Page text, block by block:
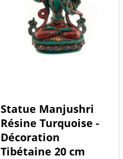
Statue Manjushri
Résine Turquoise -
Décoration
Tibétaine 20 cm